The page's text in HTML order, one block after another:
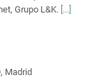
Grupo L&K. [...]
Madrid